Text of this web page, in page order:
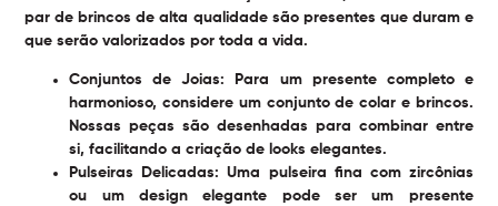
par de brincos de alta qualidade são presentes que duram e
que serão valorizados por toda a vida.
Conjuntos de Joias:
Para um presente completo e
harmonioso, considere um conjunto de colar e brincos.
Nossas peças são desenhadas para combinar entre
si, facilitando a criação de looks elegantes.
Pulseiras Delicadas: Uma pulseira fina com zircônias
ou um design elegante pode ser um presente